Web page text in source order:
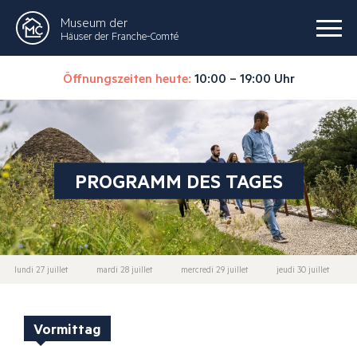
Museum der
Häuser der Franche-Comté
Öffnungszeiten heute: 10:00 – 19:00 Uhr
PROGRAMM DES TAGES
lundi 27 juillet mardi 28 juillet mercredi 29 juillet jeudi 30 juillet
Vormittag